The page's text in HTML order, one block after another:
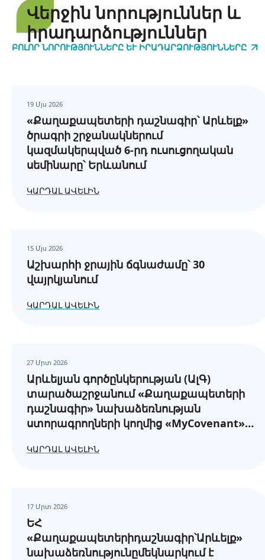
Վերջին նորություններ և
իրադարձություններ
ԲՈԼՈՐ ՆՈՐՈՒԹՅՈՒՆՆԵՐԸ ԵՒ ԻՐԱԴԱՐՁՈՒԹՅՈՒՆՆԵՐԸ
19 Մյս 2026
«Քաղաքապետերի դաշնագիր՝ Արևելք»
ծրագրի շրջանակներում
կազմակերպված 6-րդ ուսուցողական
սեմինարը՝ Երևանում
ԿԱՐԴԱԼ ԱՎԵԼԻՆ
15 Մյս 2026
Աշխարհի ջրային ճգնաժամը՝ 30
վայրկյանում
ԿԱՐԴԱԼ ԱՎԵԼԻՆ
27 Մրտ 2026
Արևելյան գործընկերության (ԱլԳ)
տարածաշրջանում «Քաղաքապետերի
դաշնագիր» նախաձեռնության
ստորագրողների կողմից «MyCovenant»
հասանելիության և էներգետիկ
ԿԱՐԴԱԼ ԱՎԵԼԻՆ
17 Մրտ 2026
ԵՀ
«Քաղաքապետերիդաշնագիր՝Արևելք»
նախաձեռնությունըմեկնարկում է